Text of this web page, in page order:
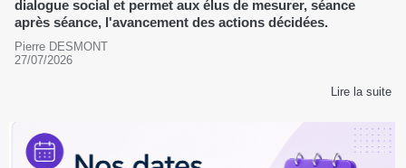
dialogue social et permet aux élus de mesurer, séance
après séance, l'avancement des actions décidées.
Pierre DESMONT
27/07/2026
Lire la suite